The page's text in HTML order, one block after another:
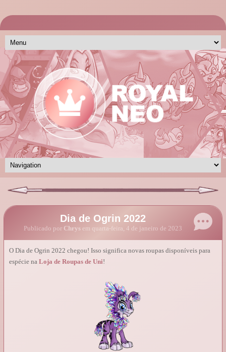
Dia de Ogrin 2022
Publicado por Chrysem quarta-feira, 4 de janeiro de 2023
O Dia de Ogrin 2022 chegou! Isso significa novas roupas disponíveis para
espécie na Loja de Roupas de Uni!